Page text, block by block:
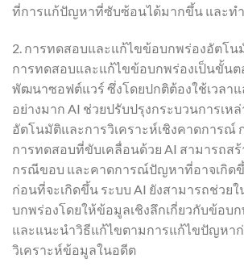
ที่การแก้ปัญหาที่ซับซ้อนได้มากขึ้น และทำ
2. การทดสอบและแก้ไขข้อบกพร่องอัตโน
การทดสอบและแก้ไขข้อบกพร่องเป็นขั้น
พัฒนาซอฟต์แวร์ ซึ่งโดยปกติต้องใช้เวลา
อย่างมาก AI ช่วยปรับปรุงกระบวนการเห
อัตโนมัติและการวิเคราะห์เชิงคาดการณ์
การทดสอบที่ขับเคลื่อนด้วย AI สามารถส
กรณีขอบ และคาดการณ์ปัญหาที่อาจเกิด
ก่อนที่จะเกิดขึ้น ระบบ AI ยังสามารถช่วย
บกพร่องโดยให้ข้อมูลเชิงลึกเกี่ยวกับข้อบ
และแนะนำวิธีแก้ไขตามการแก้ไขปัญหา
วิเคราะห์ข้อมูลในอดีต